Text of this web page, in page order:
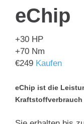
eChip
+30 HP
+70 Nm
€249 Kaufen
eChip ist die